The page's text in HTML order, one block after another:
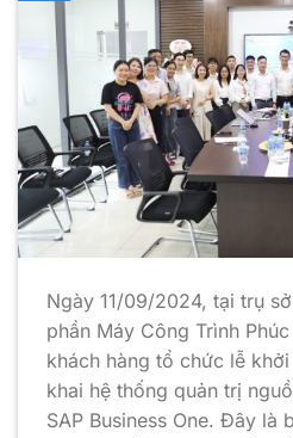
Ngày 11/09/2024, tại trụ
phần Máy Công Trình
khách hàng tổ chức lễ
khai hệ thống quản trị
SAP Business One. Đây là